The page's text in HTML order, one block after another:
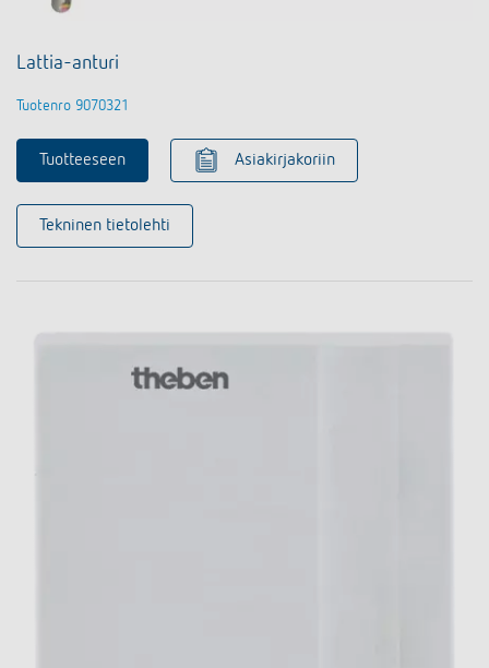
Lattia-anturi
Tuotenro 9070321
Tuotteeseen Asiakirjakoriin
Tekninen tietolehti